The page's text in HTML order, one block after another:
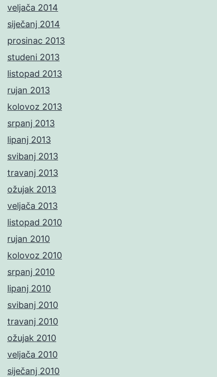
veljača 2014
siječanj 2014
prosinac 2013
studeni 2013
listopad 2013
rujan 2013
kolovoz 2013
srpanj 2013
lipanj 2013
svibanj 2013
travanj 2013
ožujak 2013
veljača 2013
listopad 2010
rujan 2010
kolovoz 2010
srpanj 2010
lipanj 2010
svibanj 2010
travanj 2010
ožujak 2010
veljača 2010
siječanj 2010